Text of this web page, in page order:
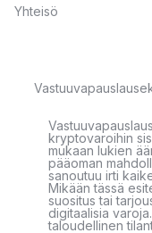
Yhteisö
kryptovaroihin
mukaan lukien
pääoman
sanoutuu irti
Mikään tässä
suositus tai
digitaalisia
taloudellinen